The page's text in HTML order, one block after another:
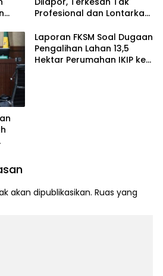
Profesional dan Lontarkan
Kepada Wartawan
Laporan FKSM Soal Dugaan
Pengalihan Lahan 13,5
Hektar Perumahan IKIP ke
akan dipublikasikan. Ruas yang